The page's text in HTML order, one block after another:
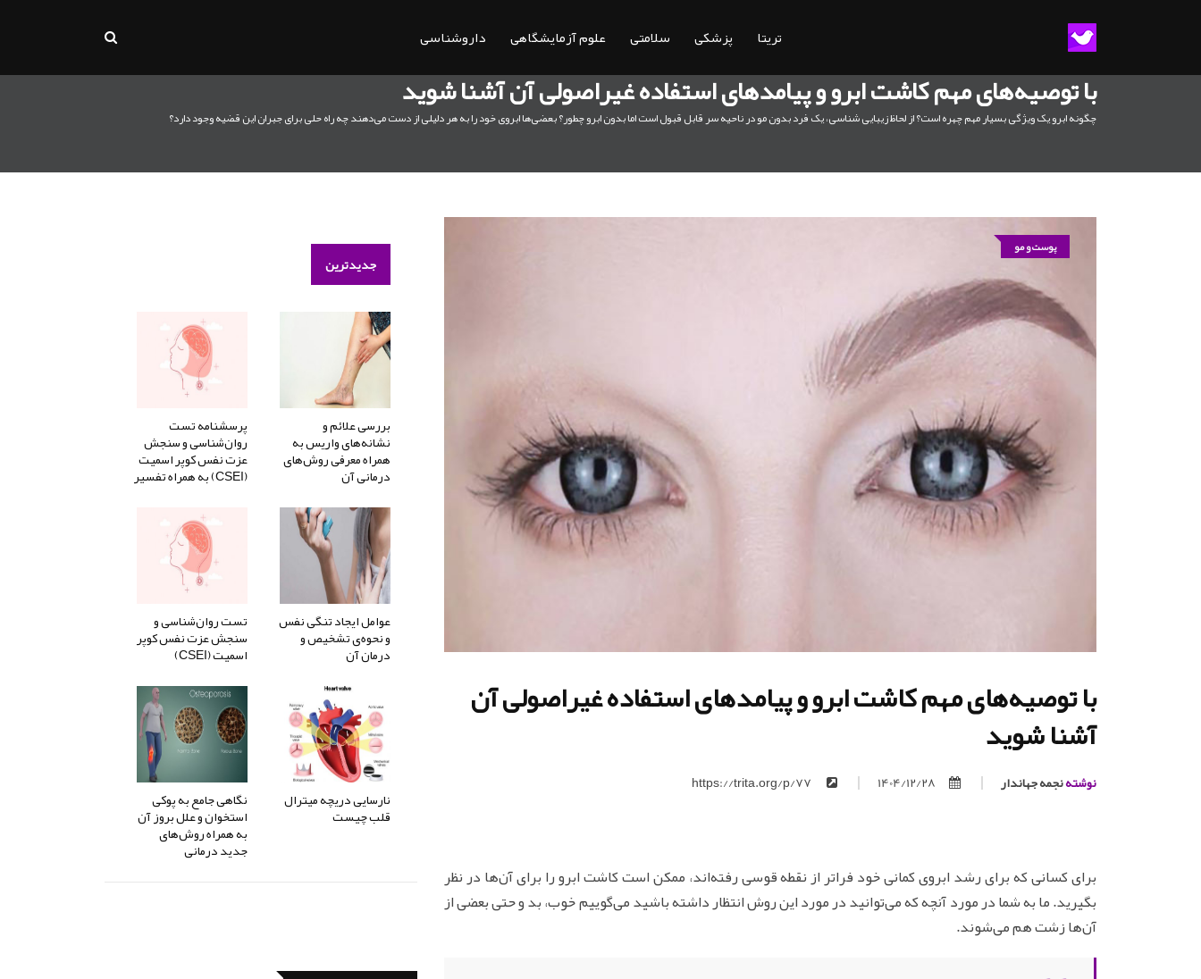
تریتا پزشکی سلامتی علوم آزمایشگاهی داروشناسی
با توصیه‌های مهم کاشت ابرو و پیامدهای استفاده غیراصولی آن آشنا شوید
چگونه ابرو یک ویژگی بسیار مهم چهره است؟ از لحاظ زیبایی شناسی، یک فرد بدون مو در ناحیه سر قابل قبول است اما بدون ابرو چطور؟ بعضی‌ها ابروی خود را به هر دلیلی از دست می‌دهند چه راه حلی برای جبران این قضیه وجود دارد؟
پوست و مو
با توصیه‌های مهم کاشت ابرو و پیامدهای استفاده غیراصولی آن
آشنا شوید
نوشتهنجمه جهاندار 1404/12/28
برای کسانی که برای رشد ابروی کمانی خود فراتر از نقطه قوسی رفته‌اند، ممکن است کاشت ابرو را برای آن‌ها در نظر
بگیرید. ما به شما در مورد آنچه که می‌توانید در مورد این روش انتظار داشته باشید می‌گوییم خوب، بد و حتی بعضی از
آن‌ها زشت هم می‌شوند.
جدیدترین
بررسی علائم و
نشانه‌های واریس به
همراه معرفی روش‌های
درمانی آن
پرسشنامه تست
روان‌شناسی و سنجش
عزت نفس کوپر اسمیت
(CSEI) به همراه تفسیر
عوامل ایجاد تنگی نفس
و نحوه‌ی تشخیص و
درمان آن
تست روان‌شناسی و
سنجش عزت نفس کوپر
اسمیت (CSEI)
نارسایی دریچه میترال
قلب چیست
نگاهی جامع به پوکی
استخوان و علل بروز آن
به همراه روش‌های
جدید درمانی